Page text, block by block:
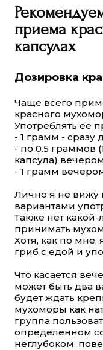
приема
капсулах
Дозировка
Чаще всего
красного
Употреблять ее
- 1 грамм - сразу
- по 0.5 граммов
капсула)
- 1 грамм
Лично я не
вариантами
Также нет
принимать
Хотя, как по
гриб с едой и
Что касается
может быть два
будет ждать
мухоморы как
группа
определенном
неглубоком,